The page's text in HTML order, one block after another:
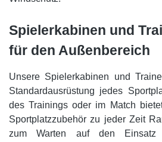
Spielerkabinen und
für den Außenbereich
Unsere Spielerkabinen und
Standardausrüstung jedes
des Trainings oder im Match
Sportplatzzubehör zu jeder Zeit
zum Warten auf den